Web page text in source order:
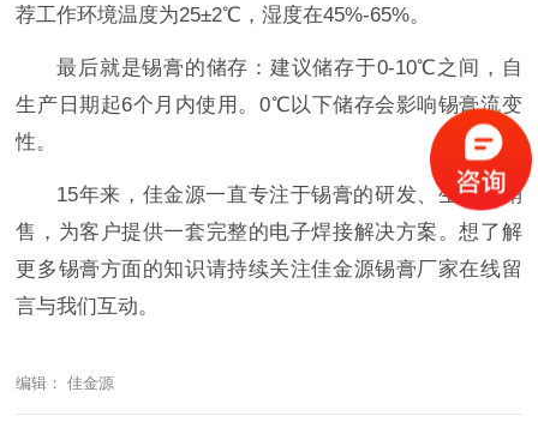
荐工作环境温度为25±2℃，湿度在45%-65%。
最后就是锡膏的储存：建议储存于0-10℃之间，自
生产日期起6个月内使用。0℃以下储存会影响锡膏流变
性。
15年来，佳金源一直专注于锡膏的研发、生产和销
售，为客户提供一套完整的电子焊接解决方案。想了解
更多锡膏方面的知识请持续关注佳金源锡膏厂家在线留
言与我们互动。
编辑： 佳金源